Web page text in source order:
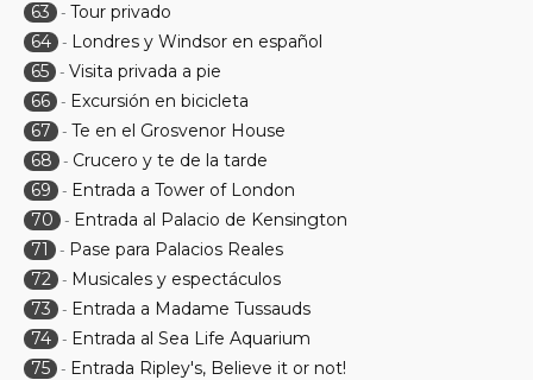
63
- Tour privado
64 - Londres y Windsor en español
65 - Visita privada a pie
66 - Excursión en bicicleta
67
- Te en el Grosvenor House
68
- Crucero y te de la tarde
69
- Entrada a Tower of London
70
- Entrada al Palacio de Kensington
71
- Pase para Palacios Reales
72 - Musicales y espectáculos
73
- Entrada a Madame Tussauds
74 - Entrada al Sea Life Aquarium
75 - Entrada Ripley's, Believe it or not!